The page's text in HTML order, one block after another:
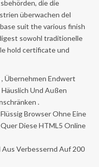
die die
überwachen del
suit the various finish
sowohl traditionelle
hold certificate und
Übernehmen Endwert
Und Außen
.
Browser Ohne Eine
Diese HTML5 Online
Verbessernd Auf 200